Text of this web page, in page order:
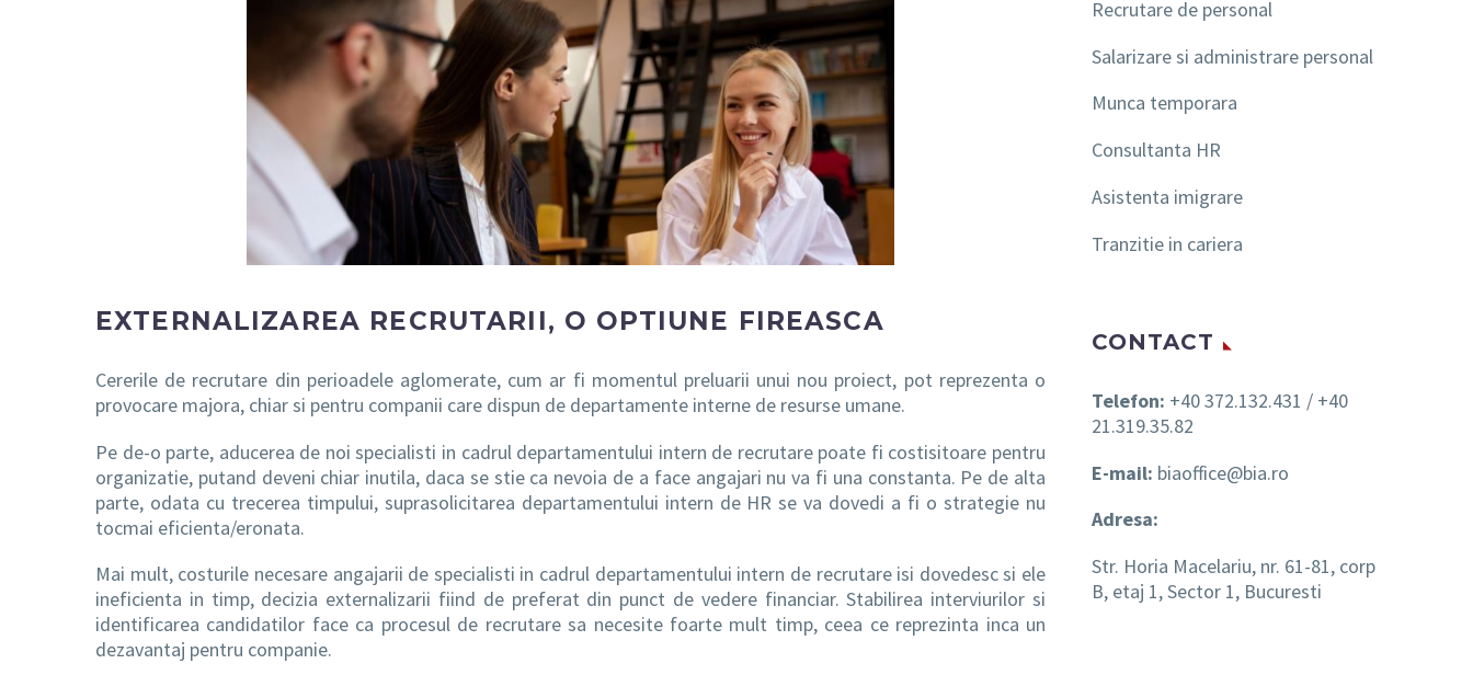
EXTERNALIZAREA RECRUTARII, O OPTIUNE FIREASCA
Cererile de recrutare din perioadele aglomerate, cum ar fi momentul preluarii unui nou proiect, pot reprezenta o
provocare majora, chiar si pentru companii care dispun de departamente interne de resurse umane.
Pe de-o parte, aducerea de noi specialisti in cadrul departamentului intern de recrutare poate fi costisitoare pentru
organizatie, putand deveni chiar inutila, daca se stie ca nevoia de a face angajari nu va fi una constanta. Pe de alta
parte, odata cu trecerea timpului, suprasolicitarea departamentului intern de HR se va dovedi a fi o strategie nu
tocmai eficienta/eronata.
Mai mult, costurile necesare angajarii de specialisti in cadrul departamentului intern de recrutare isi dovedesc si ele
ineficienta in timp, decizia externalizarii fiind de preferat din punct de vedere financiar. Stabilirea interviurilor si
identificarea candidatilor face ca procesul de recrutare sa necesite foarte mult timp, ceea ce reprezinta inca un
dezavantaj pentru companie.
Recrutare de personal
Salarizare si administrare personal
Munca temporara
Consultanta HR
Asistenta imigrare
Tranzitie in cariera
CONTACT
Telefon: +40 372.132.431 / +40
21.319.35.82
E-mail: biaoffice@bia.ro
Adresa:
Str. Horia Macelariu, nr. 61-81, corp
B, etaj 1, Sector 1, Bucuresti